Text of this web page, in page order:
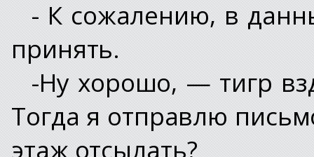
- К сожалению, в
принять.
-Ну хорошо, — тигр
Тогда я отправлю
этаж отсылать?